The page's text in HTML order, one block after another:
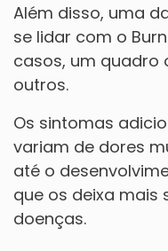
Além disso, uma
se lidar com o
casos, um quadro
outros.
Os sintomas
variam de dores
até o
que os deixa mais
doenças.